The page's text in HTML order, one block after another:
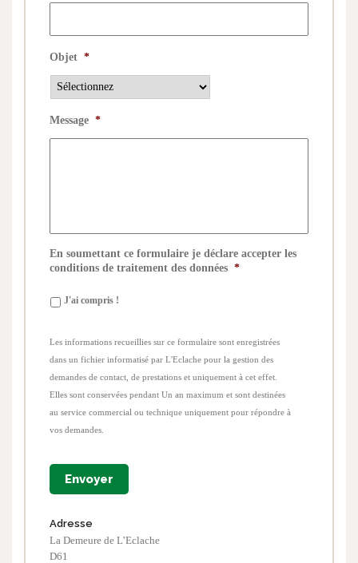
Objet *
Message *
En soumettant ce formulaire je déclare accepter les
conditions de traitement des données *
J'ai compris !
Les informations recueillies sur ce formulaire sont enregistrées
dans un fichier informatisé par L'Eclache pour la gestion des
demandes de contact, de prestations et uniquement à cet effet.
Elles sont conservées pendant Un an maximum et sont destinées
au service commercial ou technique uniquement pour répondre à
vos demandes.
Adresse
La Demeure de L’Eclache
D61